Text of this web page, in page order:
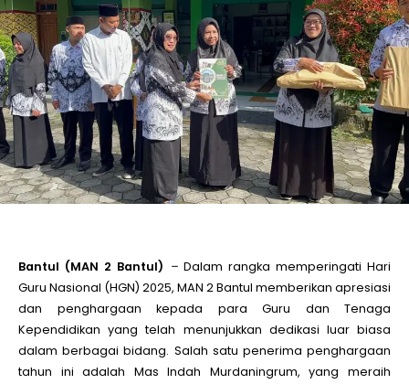
Bantul (MAN 2 Bantul) – Dalam rangka memperingati Hari
Guru Nasional (HGN) 2025, MAN 2 Bantul memberikan apresiasi
dan penghargaan kepada para Guru dan Tenaga
Kependidikan yang telah menunjukkan dedikasi luar biasa
dalam berbagai bidang. Salah satu penerima penghargaan
tahun ini adalah Mas Indah Murdaningrum, yang meraih